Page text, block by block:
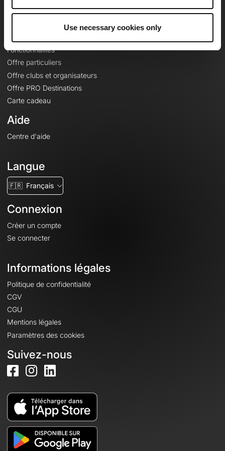
Use necessary cookies only
Fonctionnalités
Offre particuliers
Offre clubs et organisateurs
Offre PRO Destinations
Carte cadeau
Aide
Centre d'aide
Langue
🇫🇷 Français
Connexion
Créer un compte
Se connecter
Informations légales
Politique de confidentialité
CGV
CGU
Mentions légales
Paramètres des cookies
Suivez-nous